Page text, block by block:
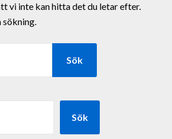
vi inte kan hitta det du letar efter.
sökning.
Sök